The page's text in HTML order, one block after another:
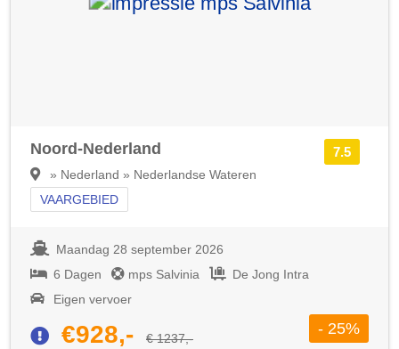
7.5
Noord-Nederland
» Nederland » Nederlandse Wateren
VAARGEBIED
Maandag 28 september 2026
6 Dagen
mps Salvinia
De Jong Intra
Eigen vervoer
€928,- € 1237,-
- 25%